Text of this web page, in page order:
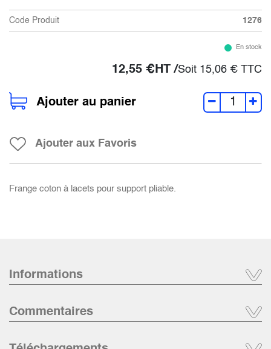
Code Produit 1276
En stock
12,55 €HT /Soit 15,06 € TTC
Ajouter au panier
Ajouter aux Favoris
Frange coton à lacets pour support pliable.
Informations
Commentaires